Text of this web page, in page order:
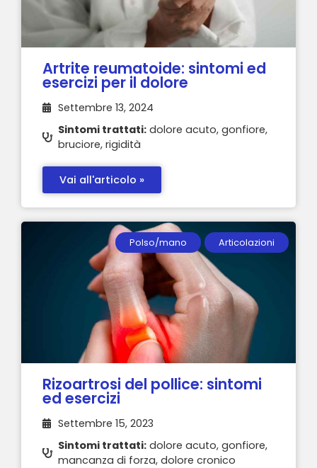
Artrite reumatoide: sintomi ed
esercizi per il dolore
Settembre 13, 2024
Sintomi trattati: dolore acuto, gonfiore,
bruciore, rigidità
Vai all'articolo »
Polso/mano Articolazioni
Rizoartrosi del pollice: sintomi
ed esercizi
Settembre 15, 2023
Sintomi trattati: dolore acuto, gonfiore,
mancanza di forza, dolore cronico